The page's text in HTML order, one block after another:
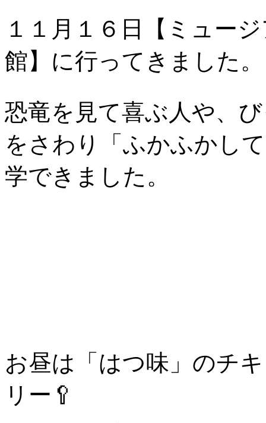
１１月１６日【ミュー
館】に行ってきました。
恐竜を見て喜ぶ人や、
をさわり「ふかふかし
学できました。
お昼は「はつ味」のチ
リー🥄